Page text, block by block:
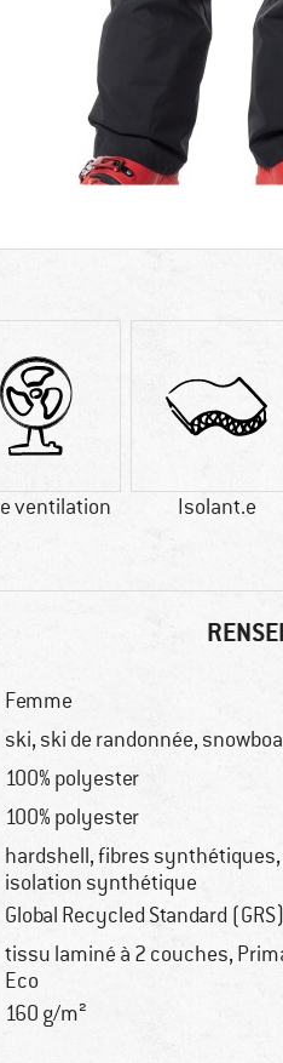
ventilation Isolant.e
Femme
ski, ski de randonnée,
100% polyester
100% polyester
hardshell, fibres synthétiques,
isolation synthétique
Global Recycled Standard (GRS)
tissu laminé à 2 couches,
Eco
160 g/m²